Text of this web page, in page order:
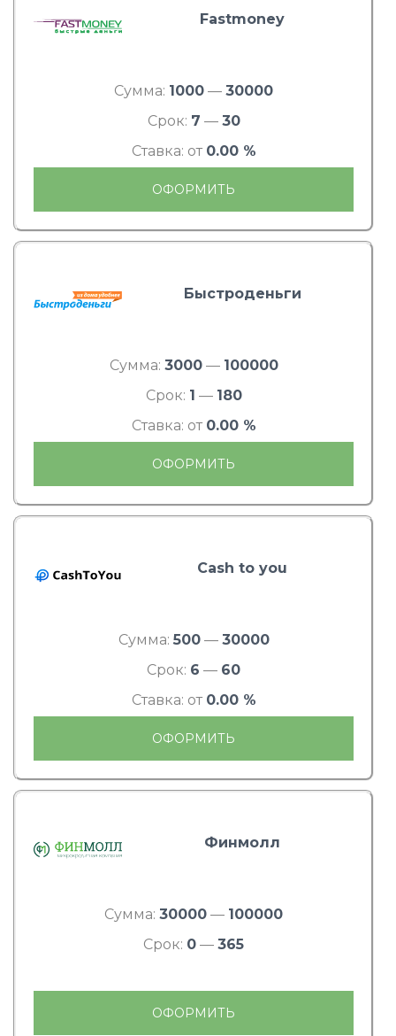
Fastmoney
Сумма: 1000 — 30000
Срок: 7 — 30
Ставка: от 0.00 %
ОФОРМИТЬ
Быстроденьги
Сумма: 3000— 100000
Срок: 1 — 180
Ставка: от 0.00 %
ОФОРМИТЬ
Cash to you
Сумма: 500— 30000
Срок: 6 — 60
Ставка: от 0.00 %
ОФОРМИТЬ
Финмолл
Сумма: 30000 — 100000
Срок: 0 — 365
ОФОРМИТЬ